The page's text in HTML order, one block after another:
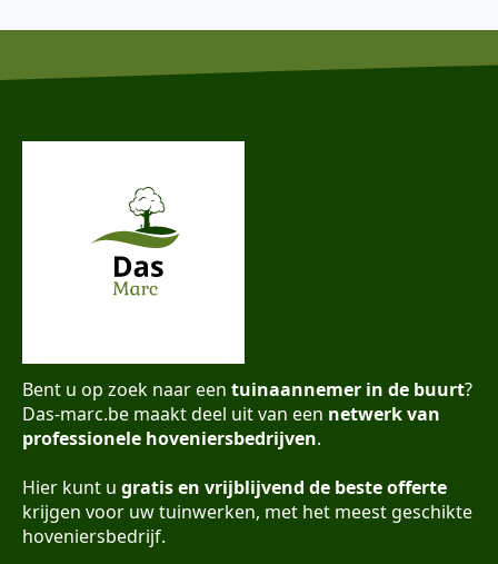
Bent u op zoek naar een tuinaannemer in de buurt?
Das-marc.be maakt deel uit van een netwerk van
professionele hoveniersbedrijven.
Hier kunt u gratis en vrijblijvend de beste offerte
krijgen voor uw tuinwerken, met het meest geschikte
hoveniersbedrijf.